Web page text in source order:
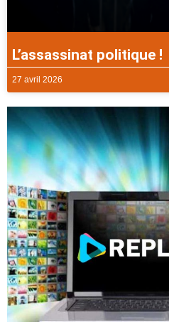
L’assassinat politique !
27 avril 2026